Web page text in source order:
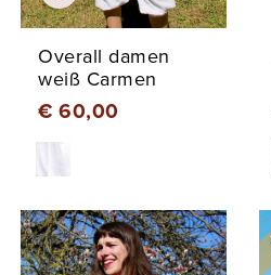
Overall damen
weiß Carmen
€ 60,00